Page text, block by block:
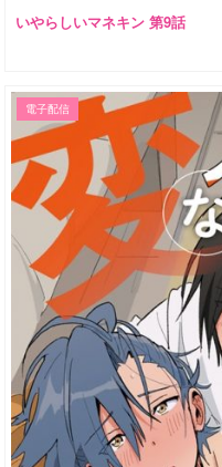
いやらしいマネキン 第9話
電子配信